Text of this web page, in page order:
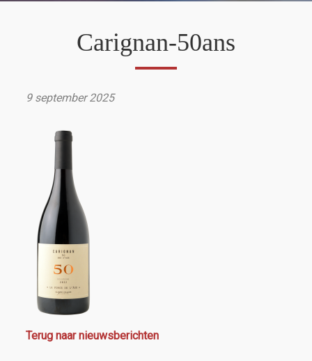
Carignan-50ans
9 september 2025
Terug naar nieuwsberichten